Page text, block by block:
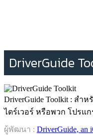
DriverGuide
DriverGuide Toolkit : สำ
ไดร์เวอร์ หรือพวก โปรแก
ผู้พัฒนา : DriverGuide, an